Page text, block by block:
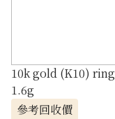
10k gold (K10) ring
1.6g
參考回收價